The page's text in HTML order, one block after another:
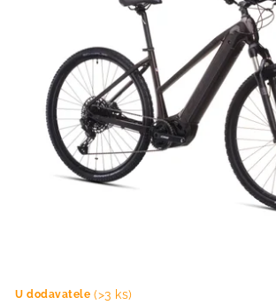
U dodavatele (>3 ks)